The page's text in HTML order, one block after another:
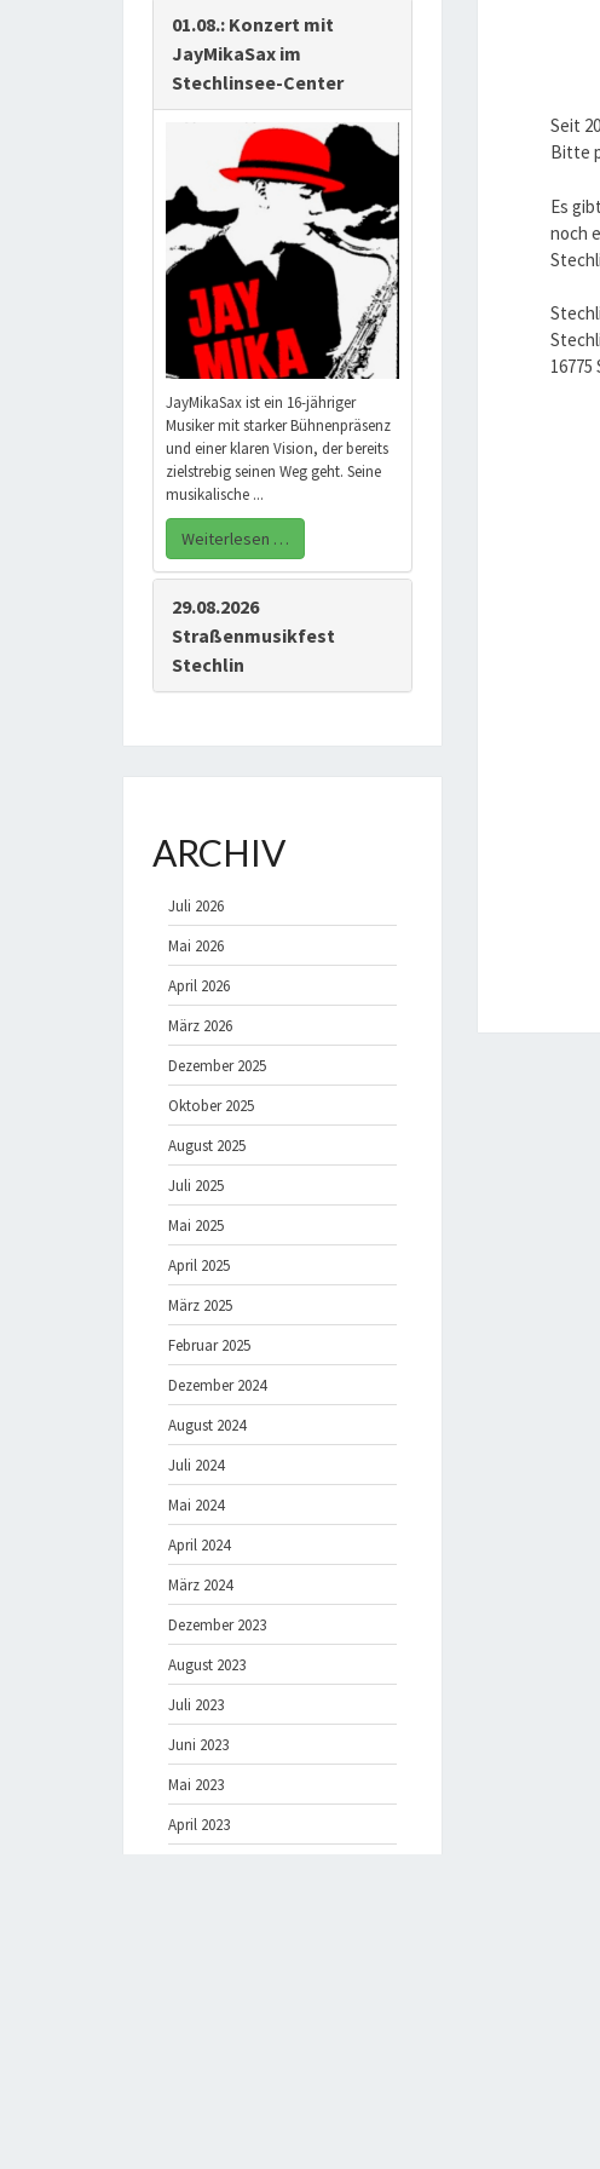
Seit
Bitte
Es
noch
01.08.: Konzert mit
JayMikaSax im
Stechlinsee-Center
JayMikaSax ist ein 16-jähriger
Musiker mit starker Bühnenpräsenz
und einer klaren Vision, der bereits
zielstrebig seinen Weg geht. Seine
musikalische ...
Weiterlesen …
29.08.2026
Straßenmusikfest
Stechlin
ARCHIV
Juli 2026
Mai 2026
April 2026
März 2026
Dezember 2025
Oktober 2025
August 2025
Juli 2025
Mai 2025
April 2025
März 2025
Februar 2025
Dezember 2024
August 2024
Juli 2024
Mai 2024
April 2024
März 2024
Dezember 2023
August 2023
Juli 2023
Juni 2023
Mai 2023
April 2023